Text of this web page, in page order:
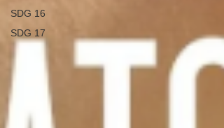
SDG 16
SDG 17